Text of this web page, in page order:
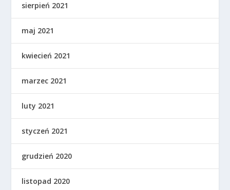
sierpień 2021
maj 2021
kwiecień 2021
marzec 2021
luty 2021
styczeń 2021
grudzień 2020
listopad 2020